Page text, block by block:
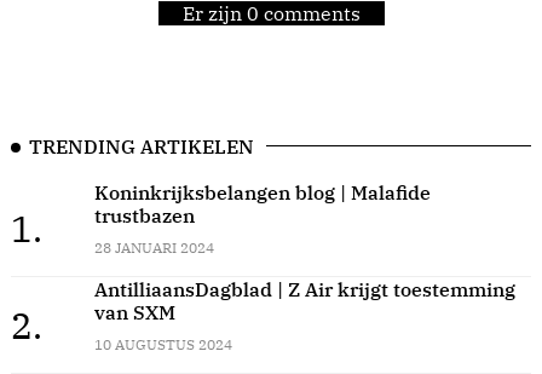
Er zijn 0 comments
TRENDING ARTIKELEN
1.
Koninkrijksbelangen blog | Malafide
trustbazen
28 JANUARI 2024
2.
AntilliaansDagblad | Z Air krijgt toestemming
van SXM
10 AUGUSTUS 2024